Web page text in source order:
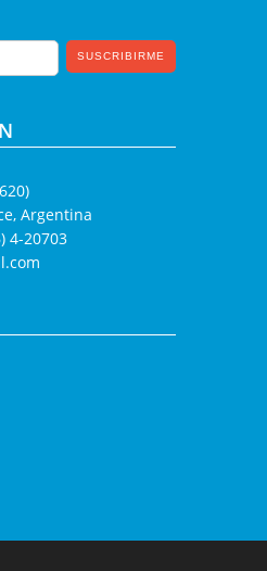
Argentina
4-20703